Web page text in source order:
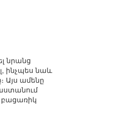
նրանց
ինչպես նաև
Այս ամենը
բացառիկ